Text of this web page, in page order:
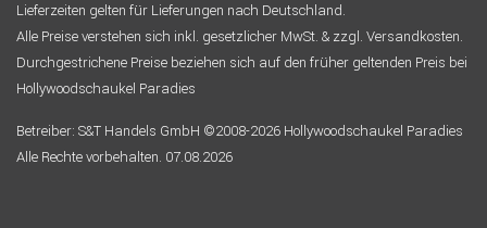
Lieferzeiten gelten für Lieferungen nach Deutschland.
Alle Preise verstehen sich inkl. gesetzlicher MwSt. & zzgl. Versandkosten.
Durchgestrichene Preise beziehen sich auf den früher geltenden Preis bei
Hollywoodschaukel Paradies
Betreiber: S&T Handels GmbH ©2008-2026 Hollywoodschaukel Paradies
Alle Rechte vorbehalten. 07.08.2026